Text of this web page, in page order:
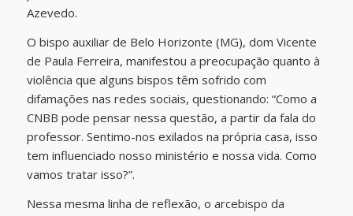
Azevedo.
O bispo auxiliar de Belo Horizonte (MG), dom Vicente
de Paula Ferreira, manifestou a preocupação quanto à
violência que alguns bispos têm sofrido com
difamações nas redes sociais, questionando: “Como a
CNBB pode pensar nessa questão, a partir da fala do
professor. Sentimo-nos exilados na própria casa, isso
tem influenciado nosso ministério e nossa vida. Como
vamos tratar isso?”.
Nessa mesma linha de reflexão, o arcebispo da